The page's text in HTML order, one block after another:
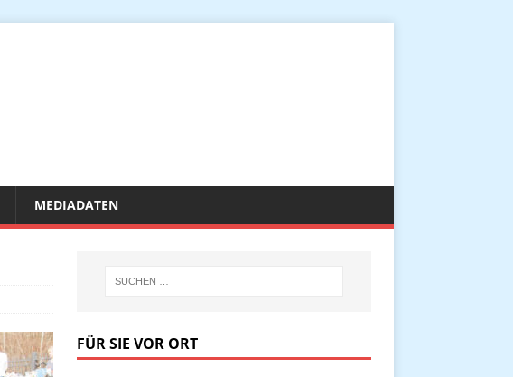
MEDIADATEN
FÜR SIE VOR ORT